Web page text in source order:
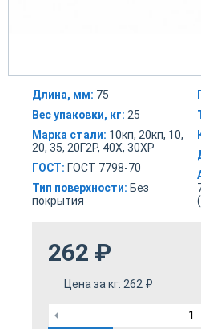
Длина, мм: 75
Вес упаковки, кг: 25
Марка стали: 10кп, 20кп, 10,
20, 35, 20Г2Р, 40Х, 30ХР
ГОСТ: ГОСТ 7798-70
Тип поверхности: Без
покрытия
262 ₽
Цена за кг: 262 ₽